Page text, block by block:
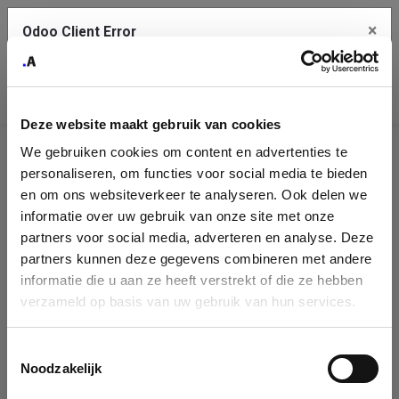
Deze website maakt gebruik van cookies
We gebruiken cookies om content en advertenties te
personaliseren, om functies voor social media te bieden
en om ons websiteverkeer te analyseren. Ook delen we
informatie over uw gebruik van onze site met onze
partners voor social media, adverteren en analyse. Deze
partners kunnen deze gegevens combineren met andere
informatie die u aan ze heeft verstrekt of die ze hebben
verzameld op basis van uw gebruik van hun services.
Noodzakelijk
Company
Identification
Please fill in your company details
You can search a company in our database by name, VAT or
enterprise ID. When a company is selected it will auto-complete the
form. If you don't find your company in our database, you can create
Odoo Client Error ×
service.
See details
Ok